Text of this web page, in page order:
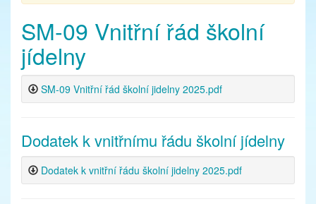
SM-09 Vnitřní řád školní
jídelny
SM-09 Vnitřní řád školní jidelny 2025.pdf
Dodatek k vnitřnímu řádu školní jídelny
Dodatek k vnitřní řádu školní jidelny 2025.pdf